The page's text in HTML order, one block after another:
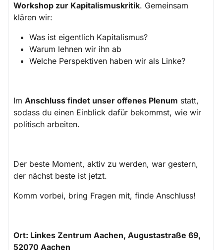
Workshop zur Kapitalismuskritik. Gemeinsam
klären wir:
Was ist eigentlich Kapitalismus?
Warum lehnen wir ihn ab
Welche Perspektiven haben wir als Linke?
Im Anschluss findet unser offenes Plenum statt,
sodass du einen Einblick dafür bekommst, wie wir
politisch arbeiten.
Der beste Moment, aktiv zu werden, war gestern,
der nächst beste ist jetzt.
Komm vorbei, bring Fragen mit, finde Anschluss!
Ort: Linkes Zentrum Aachen, Augustastraße 69,
52070 Aachen